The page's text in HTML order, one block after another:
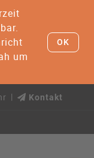
um
OK
Kontakt